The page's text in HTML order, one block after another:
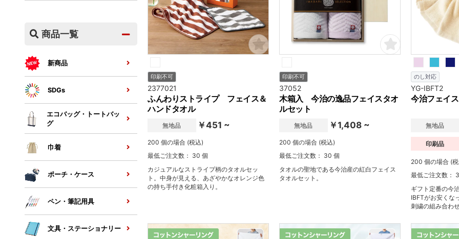
印刷不可
2377021
ふんわりストライプ フェイス＆
ハンドタオル
無地品 ￥451 ~
200 個の場合 (税込)
最低ご注文数： 30 個
カジュアルなストライプ柄のタオルセッ
ト。中身が見える、あざやかなオレンジ色
の持ち手付き化粧箱入り。
印刷不可
37052
木箱入 今治の逸品フェイスタオ
ルセット
無地品 ￥1,408 ~
200 個の場合 (税込)
最低ご注文数： 30 個
タオルの聖地である今治産の紅白フェイス
タオルセット。
のし対応
YG-IBFT2
今治フェイ
無地品
印刷品
200 個の場合 (
最低ご注文数：
ギフト定番の今
IBFTがお安くな
刺繍の組み合わ
商品一覧
新商品
SDGs
エコバッグ・トートバッ
グ
巾着
ポーチ・ケース
ペン・筆記用具
文具・ステーショナリー